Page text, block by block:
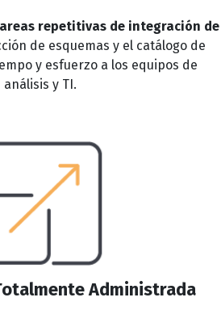
repetitivas de integración de
de esquemas y el catálogo de
y esfuerzo a los equipos de
análisis y TI.
Administrada